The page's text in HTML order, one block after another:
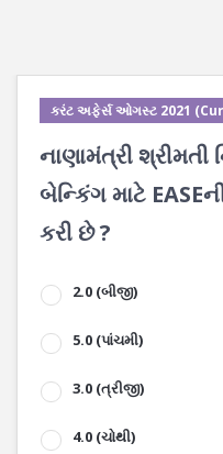
કરંટ અફેર્સ ઓગસ્ટ 2021
નાણામંત્રી શ્રીમતી
બેન્કિંગ માટે
કરી છે ?
2.0 (બીજી)
5.0 (પાંચમી)
3.0 (ત્રીજી)
4.0 (ચોથી)